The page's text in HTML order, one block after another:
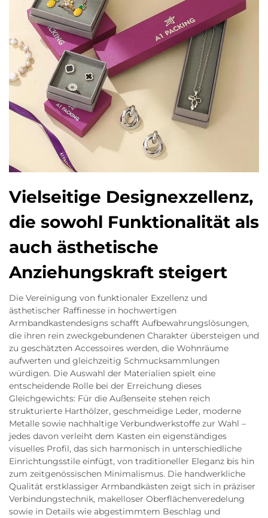
Vielseitige Designexzellenz,
die sowohl Funktionalität als
auch ästhetische
Anziehungskraft steigert
Die Vereinigung von funktionaler Exzellenz und
ästhetischer Raffinesse in hochwertigen
Armbandkastendesigns schafft Aufbewahrungslösungen,
die ihren rein zweckgebundenen Charakter übersteigen und
zu geschätzten Accessoires werden, die Wohnräume
aufwerten und gleichzeitig Schmucksammlungen
würdigen. Die Auswahl der Materialien spielt eine
entscheidende Rolle bei der Erreichung dieses
Gleichgewichts: Für die Außenseite stehen reich
strukturierte Harthölzer, geschmeidige Leder, moderne
Metalle sowie nachhaltige Verbundwerkstoffe zur Wahl –
jedes davon verleiht dem Kasten ein eigenständiges
visuelles Profil, das sich harmonisch in unterschiedliche
Einrichtungsstile einfügt, von traditioneller Eleganz bis hin
zum zeitgenössischen Minimalismus. Die handwerkliche
Qualität erstklassiger Armbandkästen zeigt sich in präziser
Verbindungstechnik, makelloser Oberflächenveredelung
sowie in Details wie abgestimmtem Beschlag und